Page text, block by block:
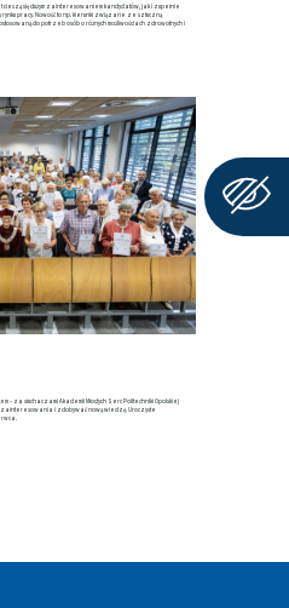
się dużym zainteresowaniem kandydatów, jak i zupełnie
pracy. Nowość to np. kierunki związane ze sztuczną
do potrzeb osób o różnych możliwościach zdrowotnych i
– za słuchaczami Akademii Młodych Serc Politechniki Opolskiej
zainteresowania i zdobywać nową wiedzę. Uroczyste